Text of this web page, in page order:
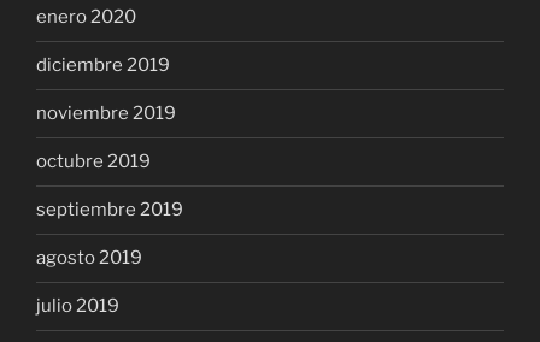
enero 2020
diciembre 2019
noviembre 2019
octubre 2019
septiembre 2019
agosto 2019
julio 2019